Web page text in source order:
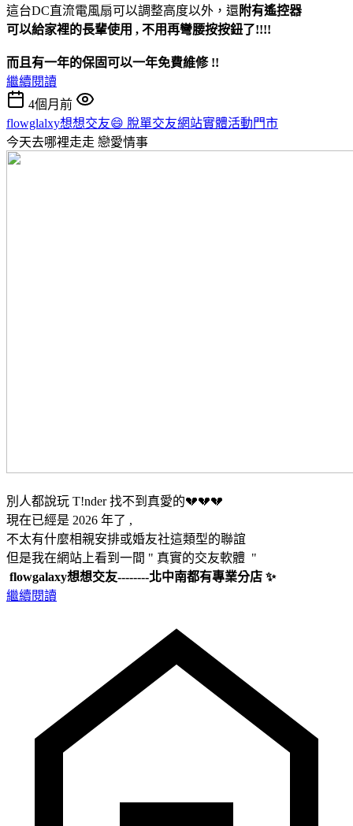
這台DC直流電風扇可以調整高度以外，還附有遙控器
可以給家裡的長輩使用 , 不用再彎腰按按鈕了!!!!
而且有一年的保固可以一年免費維修 !!
繼續閱讀
4個月前
flowglalxy想想交友😄 脫單交友網站實體活動門市
今天去哪裡走走 戀愛情事
別人都說玩 T!nder 找不到真愛的💔💔💔
現在已經是 2026 年了 ,
不太有什麼相親安排或婚友社這類型的聯誼
但是我在網站上看到一間 " 真實的交友軟體 "
flowgalaxy想想交友--------北中南都有專業分店 ✨
繼續閱讀